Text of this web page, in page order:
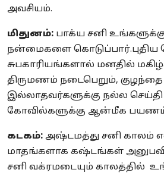
அவசியம்.
மிதுனம்: பாக்ய சனி
நன்மைகளை கொடுப்பார்.புதிய
சுபகாரியங்களால் மனதில்
திருமணம் நடைபெறும், குழந்தை
இல்லாதவர்களுக்கு நல்ல செய்தி
கோவில்களுக்கு ஆன்மீக
கடகம்: அஷ்டமத்து சனி காலம்
மாதங்களாக கஷ்டங்கள்
சனி வக்ரமடையும் காலத்தில்